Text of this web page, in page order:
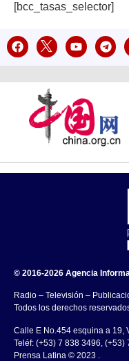
[bcc_tasas_selector]
© 2016-2026 Agencia
Radio – Televisión –
Todos los derechos
Calle E No.454 esquina a 19,
Teléf: (+53) 7 838 3496, (+53)
Prensa Latina © 2023 .